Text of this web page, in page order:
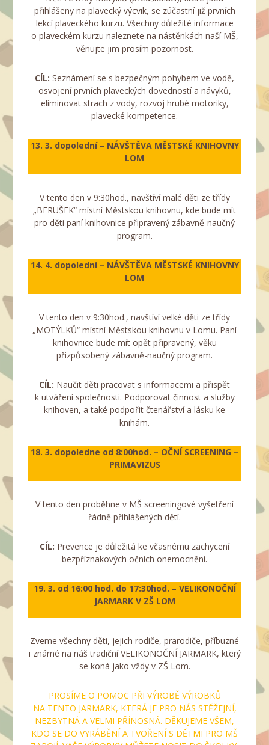
přihlášeny na plavecký výcvik, se zúčastní již prvních
lekcí plaveckého kurzu. Všechny důležité informace
o plaveckém kurzu naleznete na nástěnkách naší MŠ,
věnujte jim prosím pozornost.
CÍL: Seznámení se s bezpečným pohybem ve vodě,
osvojení prvních plaveckých dovedností a návyků,
eliminovat strach z vody, rozvoj hrubé motoriky,
plavecké kompetence.
13. 3. dopolední – NÁVŠTĚVA MĚSTSKÉ KNIHOVNY
LOM
V tento den v 9:30hod., navštíví malé děti ze třídy
„BERUŠEK“ místní Městskou knihovnu, kde bude mít
pro děti paní knihovnice připravený zábavně-naučný
program.
14. 4. dopolední – NÁVŠTĚVA MĚSTSKÉ KNIHOVNY
LOM
V tento den v 9:30hod., navštíví velké děti ze třídy
„MOTÝLKŮ“ místní Městskou knihovnu v Lomu. Paní
knihovnice bude mít opět připravený, věku
přizpůsobený zábavně-naučný program.
CÍL: Naučit děti pracovat s informacemi a přispět
k utváření společnosti. Podporovat činnost a služby
knihoven, a také podpořit čtenářství a lásku ke
knihám.
18. 3. dopoledne od 8:00hod. – OČNÍ SCREENING –
PRIMAVIZUS
V tento den proběhne v MŠ screeningové vyšetření
řádně přihlášených dětí.
CÍL: Prevence je důležitá ke včasnému zachycení
bezpříznakových očních onemocnění.
19. 3. od 16:00 hod. do 17:30hod. – VELIKONOČNÍ
JARMARK V ZŠ LOM
Zveme všechny děti, jejich rodiče, prarodiče, příbuzné
i známé na náš tradiční VELIKONOČNÍ JARMARK, který
se koná jako vždy v ZŠ Lom.
PROSÍME O POMOC PŘI VÝROBĚ VÝROBKŮ
NA TENTO JARMARK, KTERÁ JE PRO NÁS STĚŽEJNÍ,
NEZBYTNÁ A VELMI PŘÍNOSNÁ. DĚKUJEME VŠEM,
KDO SE DO VYRÁBĚNÍ A TVOŘENÍ S DĚTMI PRO MŠ